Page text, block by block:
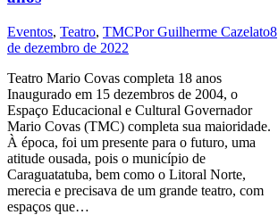
Eventos, Teatro, TMCPorGuilherme Cazelato8
de dezembro de 2022
Teatro Mario Covas completa 18 anos
Inaugurado em 15 dezembros de 2004, o
Espaço Educacional e Cultural Governador
Mario Covas (TMC) completa sua maioridade.
À época, foi um presente para o futuro, uma
atitude ousada, pois o município de
Caraguatatuba, bem como o Litoral Norte,
merecia e precisava de um grande teatro, com
espaços que…